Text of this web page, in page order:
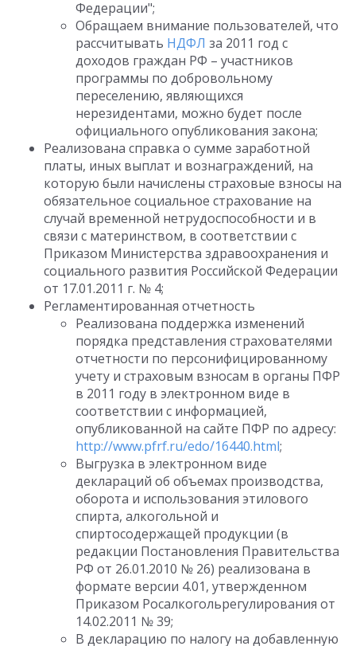
Федерации";
Обращаем внимание пользователей, что
рассчитывать НДФЛ за 2011 год с
доходов граждан РФ – участников
программы по добровольному
переселению, являющихся
нерезидентами, можно будет после
официального опубликования закона;
Реализована справка о сумме заработной
платы, иных выплат и вознаграждений, на
которую были начислены страховые взносы на
обязательное социальное страхование на
случай временной нетрудоспособности и в
связи с материнством, в соответствии с
Приказом Министерства здравоохранения и
социального развития Российской Федерации
от 17.01.2011 г. № 4;
Регламентированная отчетность
Реализована поддержка изменений
порядка представления страхователями
отчетности по персонифицированному
учету и страховым взносам в органы ПФР
в 2011 году в электронном виде в
соответствии с информацией,
опубликованной на сайте ПФР по адресу:
http://www.pfrf.ru/edo/16440.html;
Выгрузка в электронном виде
деклараций об объемах производства,
оборота и использования этилового
спирта, алкогольной и
спиртосодержащей продукции (в
редакции Постановления Правительства
РФ от 26.01.2010 № 26) реализована в
формате версии 4.01, утвержденном
Приказом Росалкогольрегулирования от
14.02.2011 № 39;
В декларацию по налогу на добавленную